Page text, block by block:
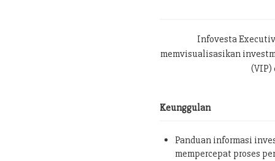
Infovesta
memvisualisasikan
(VIP)
Keunggulan
Panduan informasi
mempercepat proses